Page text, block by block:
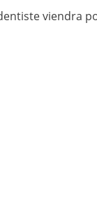
viendra